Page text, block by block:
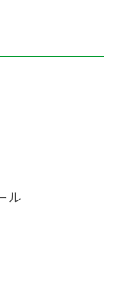
ル